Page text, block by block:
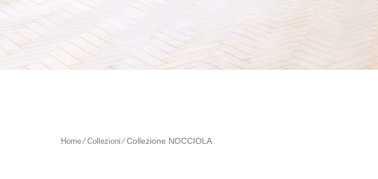
Home∕Collezioni∕Collezione NOCCIOLA